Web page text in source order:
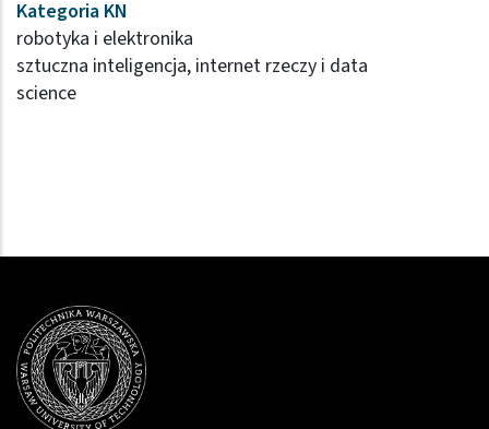
Kategoria KN
robotyka i elektronika
sztuczna inteligencja, internet rzeczy i data
science